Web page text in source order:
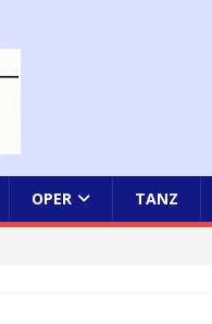
OPER TANZ